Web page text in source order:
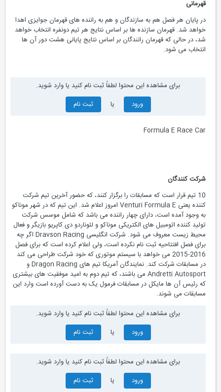
قهرمانی
در پایان هر فصل هم به سازندگان و هم به راننده های قهرمان جوایزی اهدا
خواهد شد. قهرمان سازنده ها بر اساس نتایج هر تیم دونفره انتخاب خواهد
شد، در حالی که قهرمان رانندگان بر اساس نتایج پایانی هشت دور آن ها
انتخاب می شود.
برای مشاهده این محتوا لطفاً ثبت نام کنید یا وارد شوید.
ورود
ثبت نام
Formula E Race Car
شرکت کنندگان
10 تیم قرار است که مسابقات را برگزار کنند، که حضور آخرین تیم شرکت
کننده یعنی Venturi Formula E امروز اعلام شد. این تیم که در شهر موناکو
به وجود آمده است، دارای چهار راننده می باشد که شامل موسس شرکت
تولید کننده اتومبیل های الکتریکی موناکو و لئوناردو دی کاپریو بازیگر و فعال
محیط زیست معروف می شود. شرکت انگلیسی Dravson Racing اگر چه
برای فصل افتتاحیه ثبت نام نکرده است، ولی اعلام کرده است که برای فصل
2016-2015 می خواهد با سیستم موتوری که خود شرکت طراحی می کند
در مسابقات شرکت کند. نمایندگان آمریکا تیم های Dragon Racing و
Andretti Autosport می باشند، که تیم دوم به امید موفقیت های بیشتری
که رئیس آن ها مایکل در مسابقات فرمول یک به دست آورده است وارد این
مسابقات می شوند.
برای مشاهده این محتوا لطفاً ثبت نام کنید یا وارد شوید.
ورود
ثبت نام
برای مشاهده این محتوا لطفاً ثبت نام کنید یا وارد شوید.
ورود
ثبت نام